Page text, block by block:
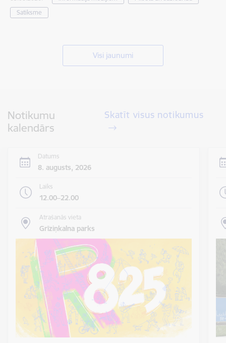
Satiksme
Visi jaunumi
Notikumu
kalendārs
Skatīt visus notikumus
Datums
8. augusts, 2026
Laiks
12.00–22.00
Atrašanās vieta
Grīziņkalna parks